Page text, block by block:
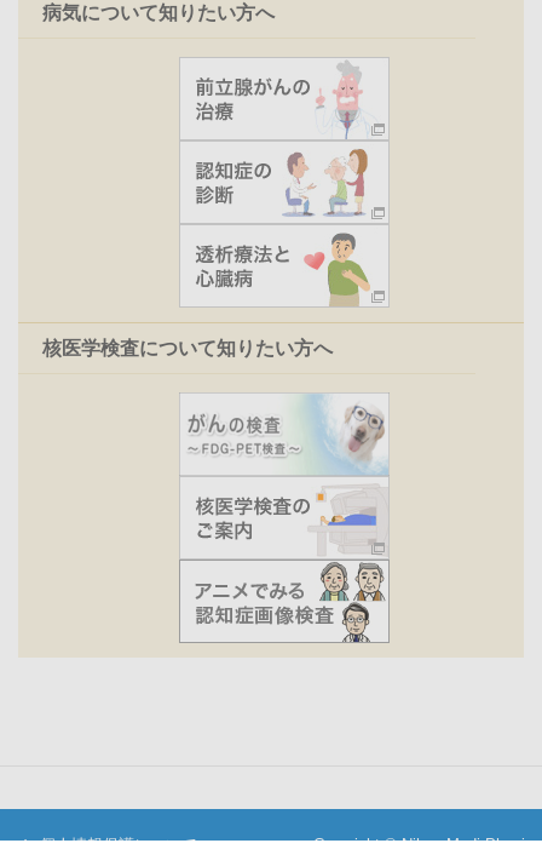
病気について知りたい方へ
核医学検査について知りたい方へ
個人情報保護について Copyright © Nihon Medi-Physics